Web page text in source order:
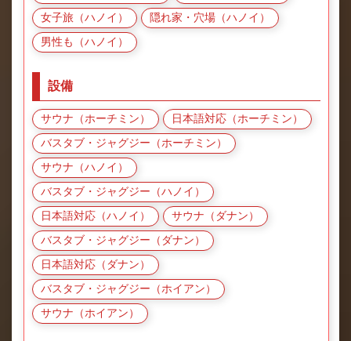
女子旅（ハノイ） 隠れ家・穴場（ハノイ）
男性も（ハノイ）
設備
サウナ（ホーチミン） 日本語対応（ホーチミン）
バスタブ・ジャグジー（ホーチミン）
サウナ（ハノイ）
バスタブ・ジャグジー（ハノイ）
日本語対応（ハノイ） サウナ（ダナン）
バスタブ・ジャグジー（ダナン）
日本語対応（ダナン）
バスタブ・ジャグジー（ホイアン）
サウナ（ホイアン）